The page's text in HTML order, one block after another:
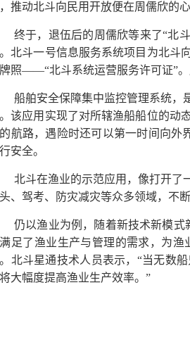
推动北斗向民用开放便在周儒欣的心
终于，退伍后的周儒欣等来了“北
北斗一号信息服务系统项目为北斗
照——“北斗系统运营服务许可证”。
船舶安全保障集中监控管理系统，
该应用实现了对所辖渔船船位的动
航路，遇险时还可以第一时间向外
安全。
北斗在渔业的示范应用，像打开了
、驾考、防灾减灾等众多领域，不
仍以渔业为例，随着新技术新模式
足了渔业生产与管理的需求，为
北斗星通技术人员表示，“当无数
大幅度提高渔业生产效率。”